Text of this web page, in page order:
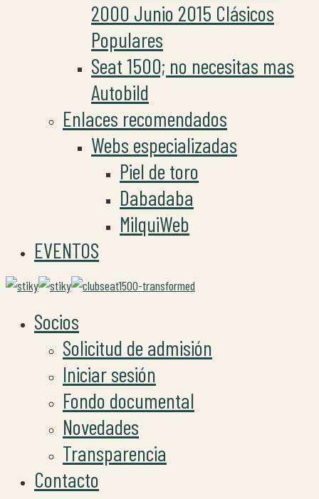
2000 Junio 2015 Clásicos
Populares
Seat 1500; no necesitas mas
Autobild
Enlaces recomendados
Webs especializadas
Piel de toro
Dabadaba
MilquiWeb
EVENTOS
Socios
Solicitud de admisión
Iniciar sesión
Fondo documental
Novedades
Transparencia
Contacto